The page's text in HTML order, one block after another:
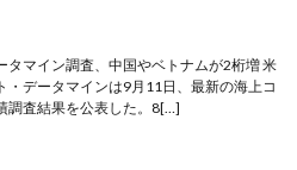
タマイン調査、中国やベトナムが2桁増 米
・データマインは9月11日、最新の海上コ
調査結果を公表した。8[…]